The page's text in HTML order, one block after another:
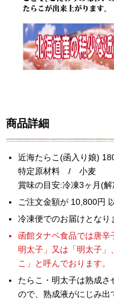
商品詳細
近海たらこ(函入り娘)
特定原材料 / 小麦
賞味の目安:冷凍3ヶ月(
ご注文金額が 10,800円
冷凍便でのお届けとなり
函館タナベ食品では唐
明太子」又は「明太子」
こ」と呼んでおります。
たらこ・明太子は熟成
ので、熟成液がにじみ出